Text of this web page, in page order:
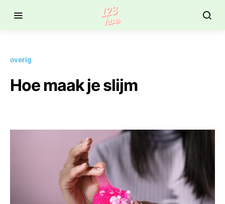
overig
Hoe maak je slijm